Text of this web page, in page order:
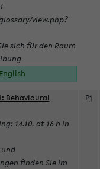
view.php?
sich für den Raum
Behavioural
14.10. at 16 h in
finden Sie im
Pj